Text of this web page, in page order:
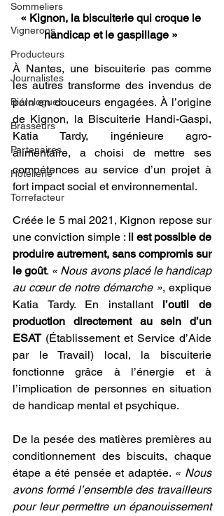
Sommeliers
Vignerons
Producteurs
Journalistes
Biérologues
Brasseurs
Partenaires
Hôtellerie
Torrefacteur
« Kignon, la biscuiterie qui croque le
handicap et le gaspillage »
À Nantes, une biscuiterie pas comme
les autres transforme des invendus de
pain en douceurs engagées. À l’origine
de Kignon, la Biscuiterie Handi-Gaspi,
Katia Tardy, ingénieure agro-
alimentaire, a choisi de mettre ses
compétences au service d’un projet à
fort impact social et environnemental.
Créée le 5 mai 2021, Kignon repose sur
une conviction simple : il est possible de
produire autrement, sans compromis sur
le goût. « Nous avons placé le handicap
au cœur de notre démarche », explique
Katia Tardy. En installant l’outil de
production directement au sein d’un
ESAT (Établissement et Service d’Aide
par le Travail) local, la biscuiterie
fonctionne grâce à l’énergie et à
l’implication de personnes en situation
de handicap mental et psychique.
De la pesée des matières premières au
conditionnement des biscuits, chaque
étape a été pensée et adaptée. « Nous
avons formé l’ensemble des travailleurs
pour leur permettre un épanouissement